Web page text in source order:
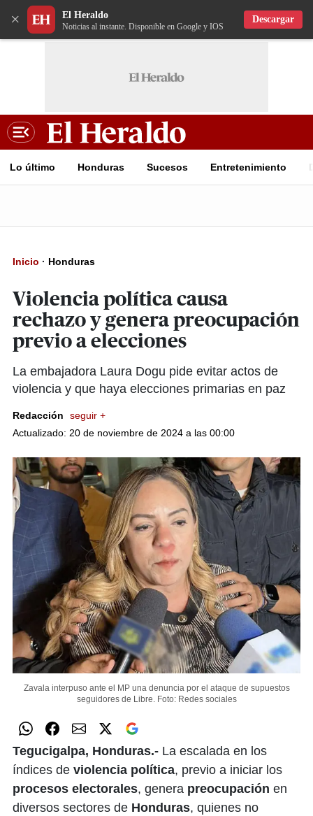
× El Heraldo
Noticias al instante. Disponible en Google y IOS
Descargar
Lo último Honduras Sucesos Entretenimiento
Inicio · Honduras
Violencia política causa
rechazo y genera preocupación
previo a elecciones
La embajadora Laura Dogu pide evitar actos de
violencia y que haya elecciones primarias en paz
Redacción
seguir +
Actualizado: 20 de noviembre de 2024 a las 00:00
Zavala interpuso ante el MP una denuncia por el ataque de supuestos
seguidores de Libre. Foto: Redes sociales
Tegucigalpa, Honduras.- La escalada en los
índices de violencia política, previo a iniciar los
procesos electorales, genera preocupación en
diversos sectores de Honduras, quienes no